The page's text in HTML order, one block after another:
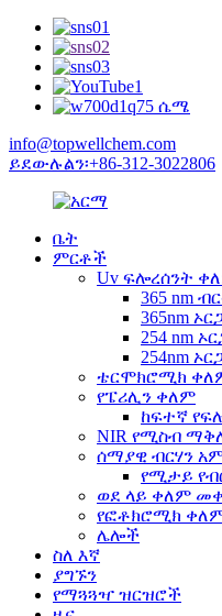
info@topwellchem.com
ይደውሉልን፡+86-312-3022806
ቤት
ምርቶች
Uv ፍሎረሰንት
365 nm
365nm
254 nm
254nm
ቴርሞክሮሚክ
የፔሪሊን ቀለም
ከፍተኛ
NIR የሚስብ
ሰማያዊ ብርሃን
የሚታይ
ወደ ላይ ቀለም
የፎቶክሮሚክ
ሌሎች
ስለ እኛ
ያግኙን
የማጓጓዣ ዝርዝሮች